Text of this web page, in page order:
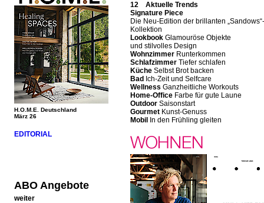
H.O.M.E. Deutschland
März 26
EDITORIAL
ABO Angebote
weiter
12 Aktuelle Trends
Signature Piece
Die Neu-Edition der brillanten „Sandows“-
Kollektion
Lookbook Glamouröse Objekte
und stilvolles Design
Wohnzimmer Runterkommen
Schlafzimmer Tiefer schlafen
Küche Selbst Brot backen
Bad Ich-Zeit und Selfcare
Wellness Ganzheitliche Workouts
Home-Office Farbe für gute Laune
Outdoor Saisonstart
Gourmet Kunst-Genuss
Mobil
In den Frühling gleiten